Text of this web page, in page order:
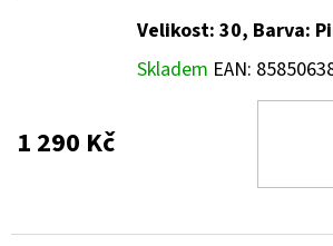
Velikost: 30, Barva:
Skladem EAN:
1 290 Kč